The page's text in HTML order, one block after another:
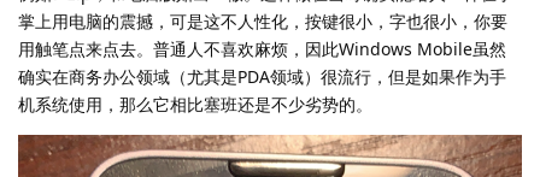
掌上用电脑的震撼，可是这不人性化，按键很小，字也很小，你要
用触笔点来点去。普通人不喜欢麻烦，因此Windows Mobile虽然
确实在商务办公领域（尤其是PDA领域）很流行，但是如果作为手
机系统使用，那么它相比塞班还是不少劣势的。